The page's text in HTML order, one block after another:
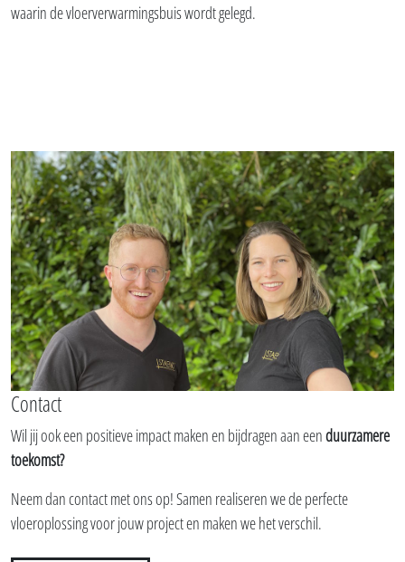
waarin de vloerverwarmingsbuis wordt gelegd.
Contact
Wil jij ook een positieve impact maken en bijdragen aan eenduurzamere
toekomst?
Neem dan contact met ons op! Samen realiseren we de perfecte
vloeroplossing voor jouw project en maken we het verschil.